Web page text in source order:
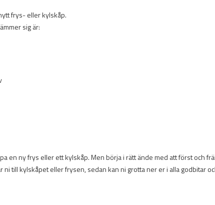
frys- eller kylskåp.
sig är:
en ny frys eller ett kylskåp. Men börja i rätt ände med att först och
till kylskåpet eller frysen, sedan kan ni grotta ner er i alla godbitar